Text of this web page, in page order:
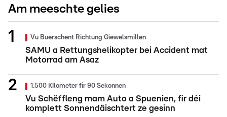
Am meeschte gelies
Vu Buerschent Richtung Giewelsmillen
SAMU a Rettungshelikopter bei Accident mat
Motorrad am Asaz
1.500 Kilometer fir 90 Sekonnen
Vu Schëffleng mam Auto a Spuenien, fir déi
komplett Sonnendäischtert ze gesinn